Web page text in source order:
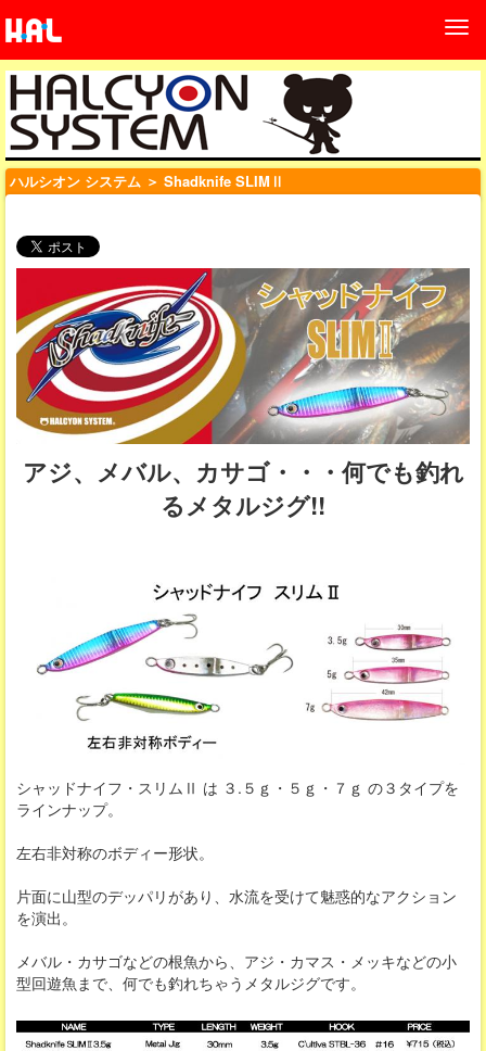
ハルシオン システム ＞ Shadknife SLIMⅡ
アジ、メバル、カサゴ・・・何でも釣れ
るメタルジグ!!
シャッドナイフ・スリムⅡ は ３.５ｇ・５ｇ・７ｇ の３タイプを
ラインナップ。
左右非対称のボディー形状。
片面に山型のデッパリがあり、水流を受けて魅惑的なアクション
を演出。
メバル・カサゴなどの根魚から、アジ・カマス・メッキなどの小
型回遊魚まで、何でも釣れちゃうメタルジグです。